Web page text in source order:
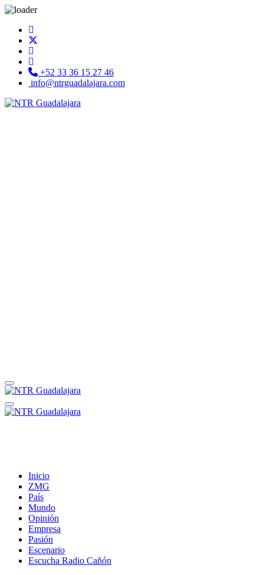
+52 33 36 15 27 46
info@ntrguadalajara.com
Inicio
ZMG
País
Mundo
Opinión
Empresa
Pasión
Escenario
Escucha Radio Cañón